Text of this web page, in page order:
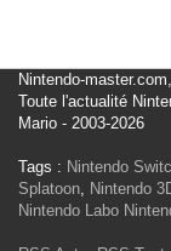
Nintendo-
Toute l'actualité
Mario - 2003-2026
Tags : Nintendo
Splatoon, Nintendo
Nintendo Labo